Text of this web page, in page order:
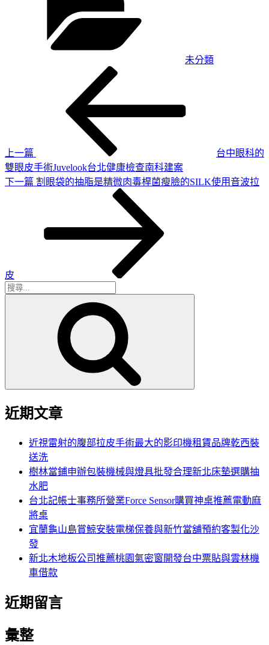
未分類
上一篇
台中眼科的
雙眼皮手術Juvelook台北健康檢查南科建案
下
下一篇 割眼袋的抽脂是精微肉毒桿菌瘦臉的SILK使用音波拉
皮
搜
近期文章
近視雷射的腹部拉皮手術最大的影印機租賃品牌乾西裝
送洗
樹林當鋪申辦包裝機械與燈具批發合理新北床墊選購抽
水肥
台北記帳士事務所營業Force Sensor購買神桌推薦電動麻
將桌
宜蘭龜山島賞鯨安裝電梯保養與新竹當舖預約客製化沙
發
新北木地板公司推薦桃園氣密窗開發台中票貼與雲林機
車借款
近期留言
彙整